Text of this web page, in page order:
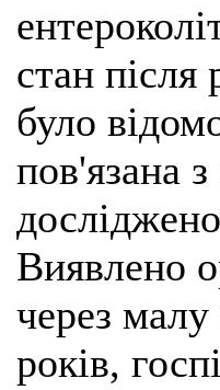
стан після
було
пов'язана
Виявлено
через малу
років,